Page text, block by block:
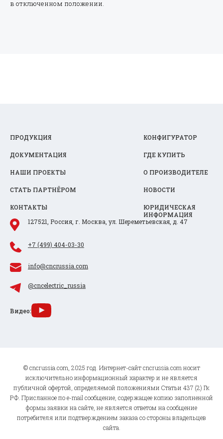
в отключенном положении.
ПРОДУКЦИЯ КОНФИГУРАТОР
ДОКУМЕНТАЦИЯ ГДЕ КУПИТЬ
НАШИ ПРОЕКТЫ О ПРОИЗВОДИТЕЛЕ
СТАТЬ ПАРТНЁРОМ НОВОСТИ
КОНТАКТЫ
ЮРИДИЧЕСКАЯ
ИНФОРМАЦИЯ
127521, Россия, г. Москва, ул. Шереметьевская, д. 47
+7 (499) 404-03-30
info@cncrussia.com
@cncelectric_russia
Видео:
© cncrussia.com, 2025 год. Интернет-сайт cncrussia.com носит
исключительно информационный характер и не является
публичной офертой, определяемой положениями Статьи 437 (2) Гк
РФ. Присланное по e-mail сообщение, содержащее копию заполненной
формы заявки на сайте, не является ответом на сообщение
потребителя или подтверждением заказа со стороны владельцев
сайта.